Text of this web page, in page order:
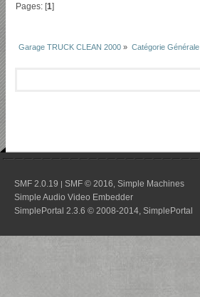
Pages: [1]
Garage TRUCK CLEAN 2000 » Catégorie Générale
SMF 2.0.19 | SMF © 2016 Simple Machines
Simple Audio Video Embedder
SimplePortal 2.3.6 © 2008-2014, SimplePortal